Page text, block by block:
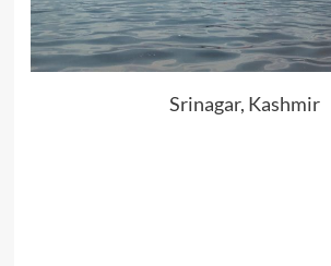
Srinagar, Kashmir